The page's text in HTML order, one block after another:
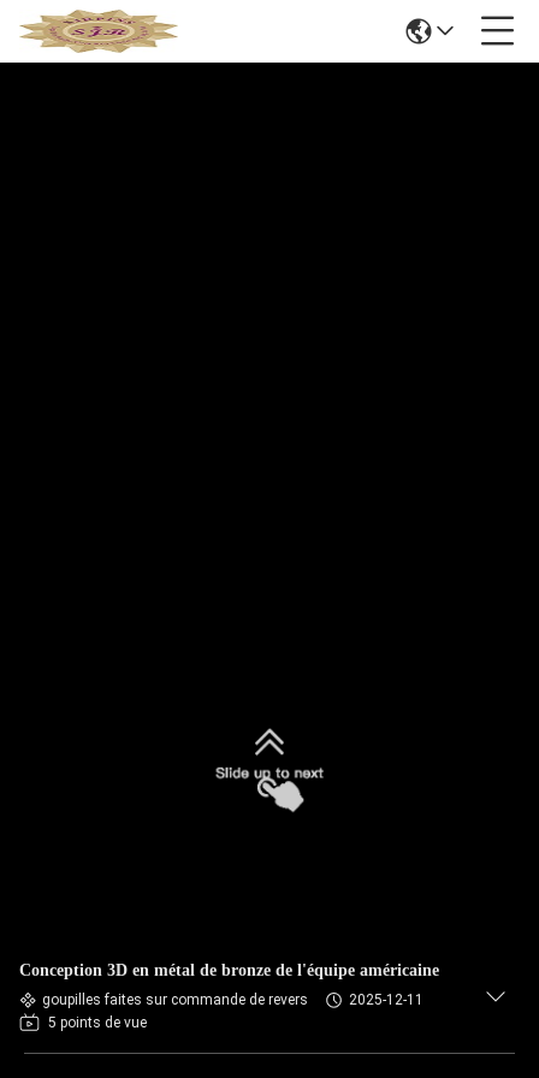
Conception 3D en métal de bronze de l'équipe américaine
goupilles faites sur commande de revers
2025-12-11
5 points de vue